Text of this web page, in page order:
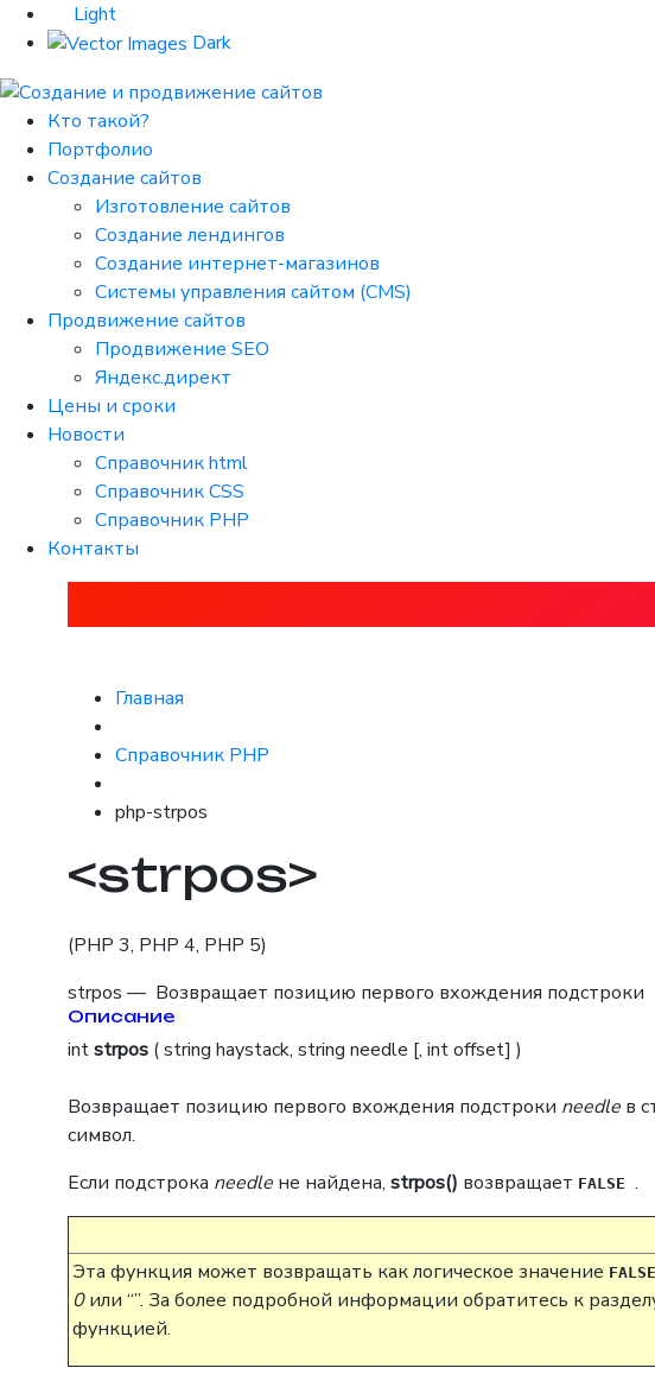
Light
Dark
Кто такой?
Портфолио
Создание сайтов
Изготовление сайтов
Создание лендингов
Создание интернет-магазинов
Системы управления сайтом (CMS)
Продвижение сайтов
Продвижение SEO
Яндекс.директ
Цены и сроки
Новости
Справочник html
Справочник CSS
Справочник PHP
Контакты
Главная
Справочник PHP
php-strpos
<strpos>
(PHP 3, PHP 4, PHP 5)
strpos — Возвращает позицию первого вхождения подстроки
Описание
intstrpos ( string haystack, string needle [, int offset] )
Возвращает позицию первого вхождения подстроки needle в
символ.
Если подстрока needle не найдена, strpos() возвращает FALSE .
Эта функция может возвращать как логическое значение FALSE
0или “”. За более подробной информации обратитесь к
функцией.